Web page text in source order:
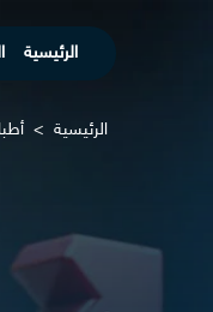
الرئيسية
الرئيسية >